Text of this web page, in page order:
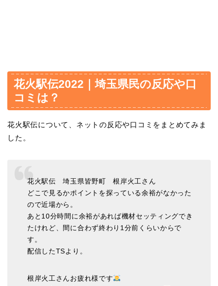
花火駅伝2022｜埼玉県民の反応や口
コミは？
花火駅伝について、ネットの反応や口コミをまとめてみま
した。
花火駅伝 埼玉県皆野町 根岸火工さん
どこで見るかポイントを探っている余裕がなかった
ので近場から。
あと10分時間に余裕があれば機材セッティングでき
たけれど、間に合わず終わり1分前くらいからで
す。
配信したTSより。
根岸火工さんお疲れ様です